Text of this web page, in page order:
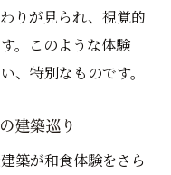
りが見られ、視覚的
。このような体験
、特別なものです。
建築巡り
築が和食体験をさら